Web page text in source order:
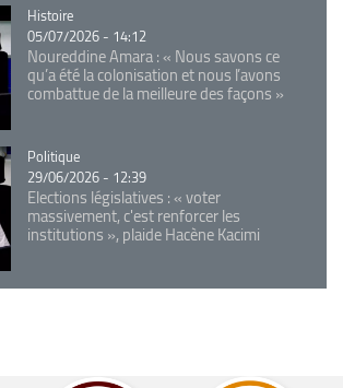
Catégorie
Histoire
05/07/2026 - 14:12
Noureddine Amara : « Nous savons ce
qu’a été la colonisation et nous l’avons
combattue de la meilleure des façons »
Catégorie
Politique
29/06/2026 - 12:39
Elections législatives : « voter
massivement, c'est renforcer les
institutions », plaide Hacène Kacimi